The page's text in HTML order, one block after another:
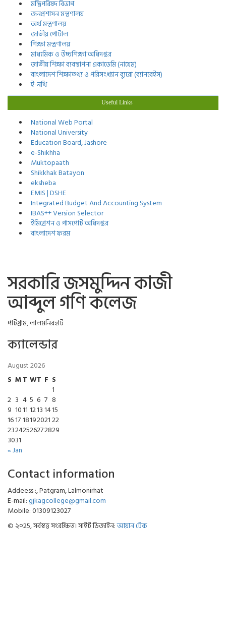
মন্ত্রিপরিষদ বিভাগ
জনপ্রশাসন মন্ত্রণালয়
অর্থ মন্ত্রণালয়
জাতীয় পোর্টাল
শিক্ষা মন্ত্রণালয়
মাধ্যমিক ও উচ্চশিক্ষা অধিদপ্তর
জাতীয় শিক্ষা ব্যবস্থাপনা একাডেমি (নায়েম)
বাংলাদেশ শিক্ষাতথ্য ও পরিসংখ্যান ব্যুরো (ব্যানবেইস)
ই-নথি
Useful Links
National Web Portal
National University
Education Board, Jashore
e-Shikhha
Muktopaath
Shikkhak Batayon
eksheba
EMIS | DSHE
Integrated Budget And Accounting System
IBAS++ Version Selector
ইমিগ্রেশন ও পাসপোর্ট অধিদপ্তর
বাংলাদেশ ফরম
সরকারি জসমুদ্দিন কাজী
আব্দুল গণি কলেজ
পাটগ্রাম, লালমনিরহাট
ক্যালেন্ডার
August 2026
S MT WT F S
1
2 3 4 5 6 7 8
9 1011 12131415
16171819202122
23242526272829
3031
« Jan
Contact information
Addeess :, Patgram, Lalmonirhat
E-mail:gjkagcollege@gmail.com
Mobile: 01309123027
© ২০25, সর্বস্বত্ত সংরক্ষিত। সাইট ডিজাইন:আয়ান টেক